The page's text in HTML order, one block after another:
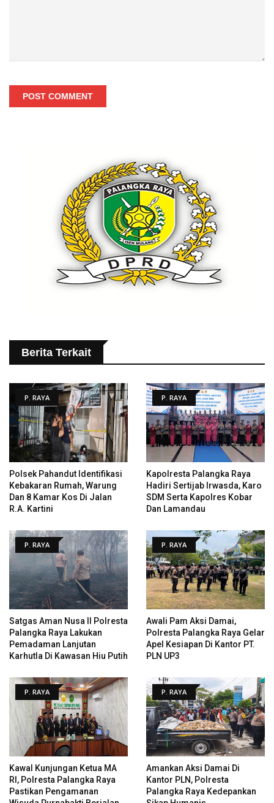
POST COMMENT
Berita Terkait
P. RAYA
Polsek Pahandut Identifikasi
Kebakaran Rumah, Warung
Dan 8 Kamar Kos Di Jalan
R.A. Kartini
P. RAYA
Kapolresta Palangka Raya
Hadiri Sertijab Irwasda, Karo
SDM Serta Kapolres Kobar
Dan Lamandau
P. RAYA
Satgas Aman Nusa II Polresta
Palangka Raya Lakukan
Pemadaman Lanjutan
Karhutla Di Kawasan Hiu Putih
P. RAYA
Awali Pam Aksi Damai,
Polresta Palangka Raya Gelar
Apel Kesiapan Di Kantor PT.
PLN UP3
P. RAYA
Kawal Kunjungan Ketua MA
RI, Polresta Palangka Raya
Pastikan Pengamanan
P. RAYA
Amankan Aksi Damai Di
Kantor PLN, Polresta
Palangka Raya Kedepankan